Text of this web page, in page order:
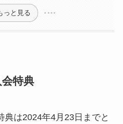
っと見る
特典
典は2024年4月23日までと